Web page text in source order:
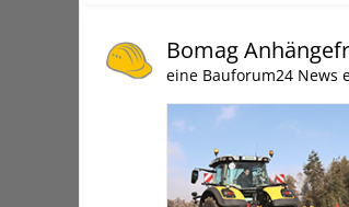
Bomag
eine Bauforum24 News